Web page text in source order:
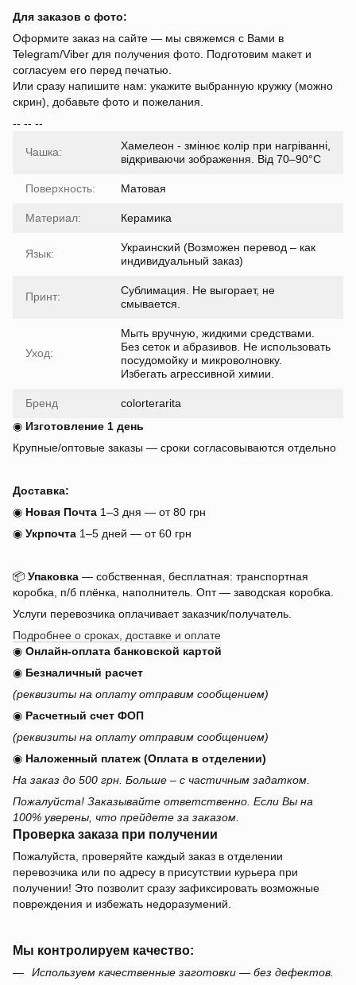
Для заказов с фото:
Оформите заказ на сайте — мы свяжемся с Вами в
Telegram/Viber для получения фото. Подготовим макет и
согласуем его перед печатью.
Или сразу напишите нам: укажите выбранную кружку (можно
скрин), добавьте фото и пожелания.
-- -- --
Чашка:
Хамелеон - змінює колір при нагріванні,
відкриваючи зображення. Від 70–90°C
Поверхность: Матовая
Материал: Керамика
Язык:
Украинский (Возможен перевод – как
индивидуальный заказ)
Принт:
Сублимация. Не выгорает, не
смывается.
Уход:
Мыть вручную, жидкими средствами.
Без сеток и абразивов. Не использовать
посудомойку и микроволновку.
Избегать агрессивной химии.
Бренд
colorterarita
◉ Изготовление 1 день
Крупные/оптовые заказы — сроки согласовываются отдельно
Доставка:
◉ Новая Почта 1–3 дня — от 80 грн
◉ Укрпочта 1–5 дней — от 60 грн
📦 Упаковка — собственная, бесплатная: транспортная
коробка, п/б плёнка, наполнитель. Опт — заводская коробка.
Услуги перевозчика оплачивает заказчик/получатель.
Подробнее о сроках, доставке и оплате
◉ Онлайн-оплата банковской картой
◉ Безналичный расчет
(реквизиты на оплату отправим сообщением)
◉ Расчетный счет ФОП
(реквизиты на оплату отправим сообщением)
◉ Наложенный платеж (Оплата в отделении)
На заказ до 500 грн. Больше – с частичным задатком.
Пожалуйста! Заказывайте ответственно. Если Вы на
100% уверены, что прейдете за заказом.
Проверка заказа при получении
Пожалуйста, проверяйте каждый заказ в отделении
перевозчика или по адресу в присутствии курьера при
получении! Это позволит сразу зафиксировать возможные
повреждения и избежать недоразумений.
Мы контролируем качество:
Используем качественные заготовки — без дефектов.